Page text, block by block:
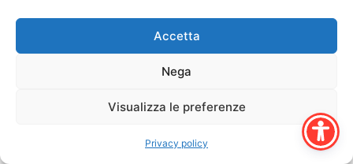
Accetta
Nega
Visualizza le preferenze
Privacy policy
Pacchetto Maternità
Articolo
Progetto Educazione e
Sport